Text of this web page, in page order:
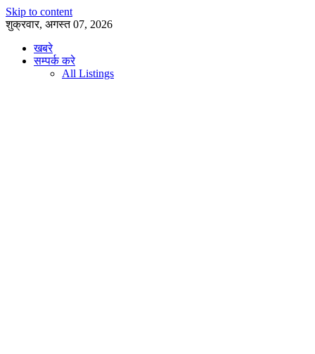
Skip to content
शुक्रवार, अगस्त 07, 2026
खबरे
सम्पर्क करे
All Listings